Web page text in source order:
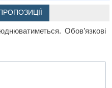
Обов’язкові